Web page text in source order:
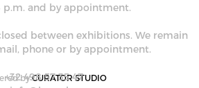
by CURATOR STUDIO
p.m. and by appointment.
between exhibitions. We remain
phone or by appointment.
+32 498 57 35 47